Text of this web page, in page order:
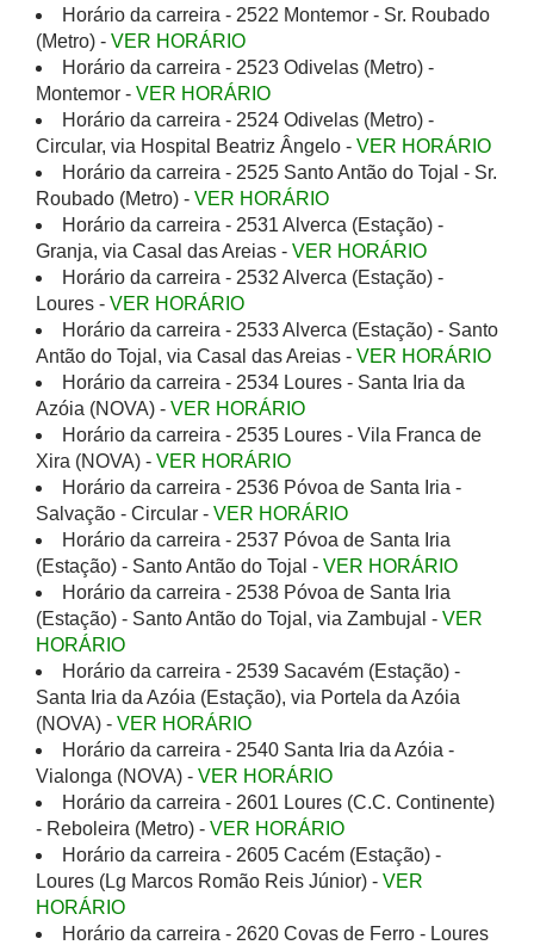
Horário da carreira - 2522 Montemor - Sr. Roubado
(Metro) - VER HORÁRIO
Horário da carreira - 2523 Odivelas (Metro) -
Montemor - VER HORÁRIO
Horário da carreira - 2524 Odivelas (Metro) -
Circular, via Hospital Beatriz Ângelo - VER HORÁRIO
Horário da carreira - 2525 Santo Antão do Tojal - Sr.
Roubado (Metro) - VER HORÁRIO
Horário da carreira - 2531 Alverca (Estação) -
Granja, via Casal das Areias - VER HORÁRIO
Horário da carreira - 2532 Alverca (Estação) -
Loures - VER HORÁRIO
Horário da carreira - 2533 Alverca (Estação) - Santo
Antão do Tojal, via Casal das Areias - VER HORÁRIO
Horário da carreira - 2534 Loures - Santa Iria da
Azóia (NOVA) - VER HORÁRIO
Horário da carreira - 2535 Loures - Vila Franca de
Xira (NOVA) - VER HORÁRIO
Horário da carreira - 2536 Póvoa de Santa Iria -
Salvação - Circular - VER HORÁRIO
Horário da carreira - 2537 Póvoa de Santa Iria
(Estação) - Santo Antão do Tojal - VER HORÁRIO
Horário da carreira - 2538 Póvoa de Santa Iria
(Estação) - Santo Antão do Tojal, via Zambujal - VER
HORÁRIO
Horário da carreira - 2539 Sacavém (Estação) -
Santa Iria da Azóia (Estação), via Portela da Azóia
(NOVA) - VER HORÁRIO
Horário da carreira - 2540 Santa Iria da Azóia -
Vialonga (NOVA) - VER HORÁRIO
Horário da carreira - 2601 Loures (C.C. Continente)
- Reboleira (Metro) - VER HORÁRIO
Horário da carreira - 2605 Cacém (Estação) -
Loures (Lg Marcos Romão Reis Júnior) - VER
HORÁRIO
Horário da carreira - 2620 Covas de Ferro - Loures